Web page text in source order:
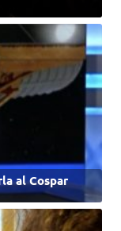
al Cospar